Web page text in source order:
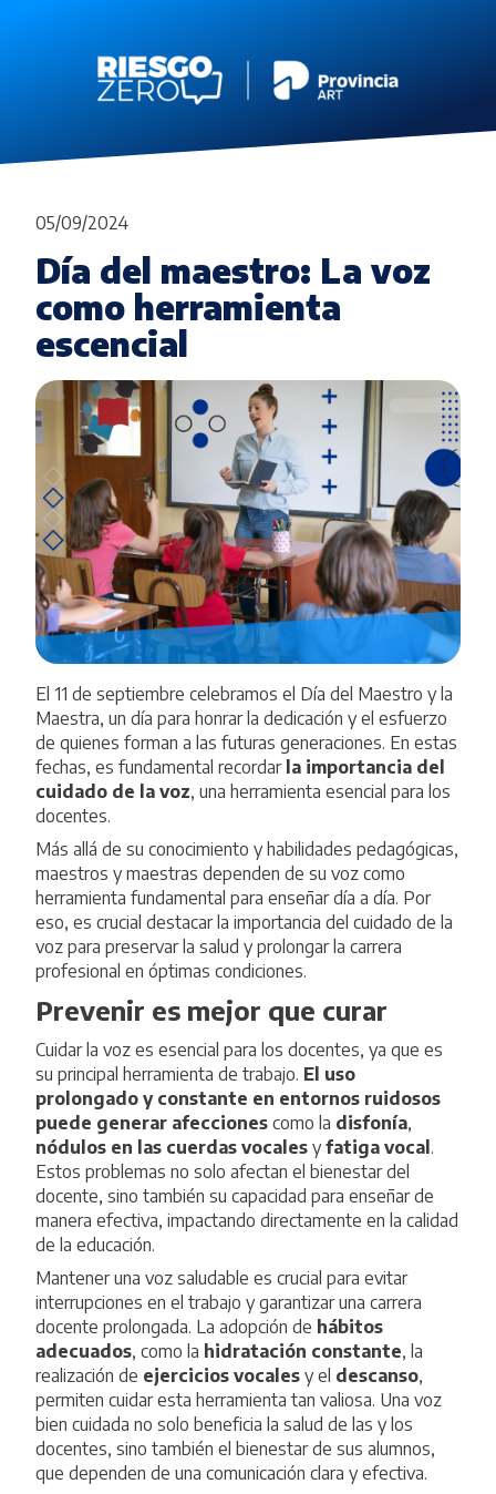
05/09/2024
Día del maestro: La voz
como herramienta
escencial
El 11 de septiembre celebramos el Día del Maestro y la
Maestra, un día para honrar la dedicación y el esfuerzo
de quienes forman a las futuras generaciones. En estas
fechas, es fundamental recordar la importancia del
cuidado de la voz, una herramienta esencial para los
docentes.
Más allá de su conocimiento y habilidades pedagógicas,
maestros y maestras dependen de su voz como
herramienta fundamental para enseñar día a día. Por
eso, es crucial destacar la importancia del cuidado de la
voz para preservar la salud y prolongar la carrera
profesional en óptimas condiciones.
Prevenir es mejor que curar
Cuidar la voz es esencial para los docentes, ya que es
su principal herramienta de trabajo. El uso
prolongado y constante en entornos ruidosos
puede generar afecciones como la disfonía,
nódulos en las cuerdas vocales yfatiga vocal .
Estos problemas no solo afectan el bienestar del
docente, sino también su capacidad para enseñar de
manera efectiva, impactando directamente en la calidad
de la educación.
Mantener una voz saludable es crucial para evitar
interrupciones en el trabajo y garantizar una carrera
docente prolongada. La adopción de hábitos
adecuados, como la hidratación constante, la
realización de ejercicios vocales y el descanso,
permiten cuidar esta herramienta tan valiosa. Una voz
bien cuidada no solo beneficia la salud de las y los
docentes, sino también el bienestar de sus alumnos,
que dependen de una comunicación clara y efectiva.